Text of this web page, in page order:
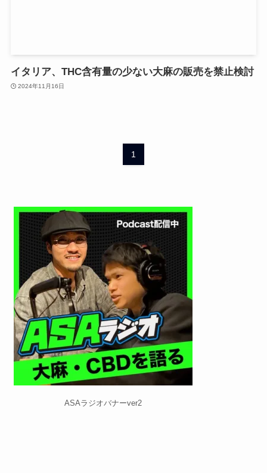
イタリア、THC含有量の少ない大麻の販売を禁止検討
2024年11月16日
1
ASAラジオバナーver2